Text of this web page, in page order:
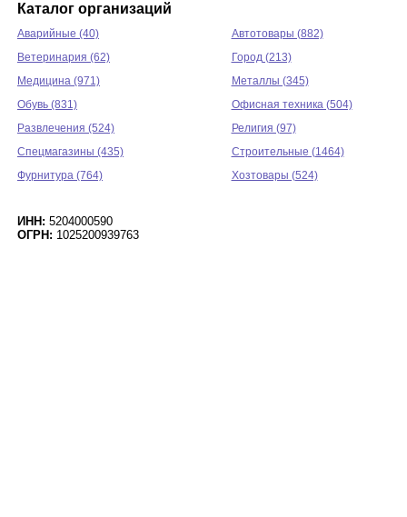
Каталог организаций
Аварийные (40)
Автотовары (882)
Ветеринария (62)
Город (213)
Медицина (971)
Металлы (345)
Обувь (831)
Офисная техника (504)
Развлечения (524)
Религия (97)
Спецмагазины (435)
Строительные (1464)
Фурнитура (764)
Хозтовары (524)
ИНН: 5204000590
ОГРН: 1025200939763